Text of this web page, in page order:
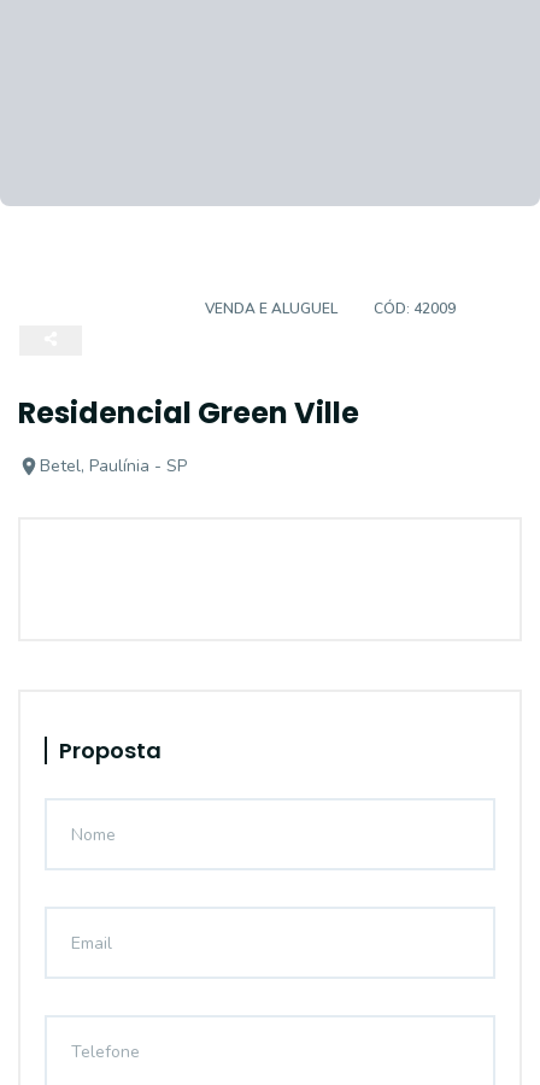
VENDA E ALUGUEL CÓD: 42009
Residencial Green Ville
Betel, Paulínia - SP
Proposta